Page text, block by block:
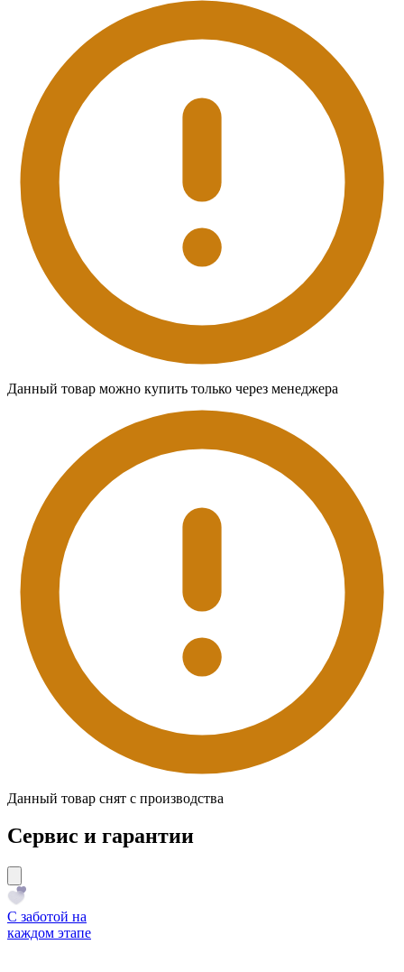
Данный товар можно купить только через менеджера
Данный товар снят с производства
Сервис и гарантии
С заботой на
каждом этапе